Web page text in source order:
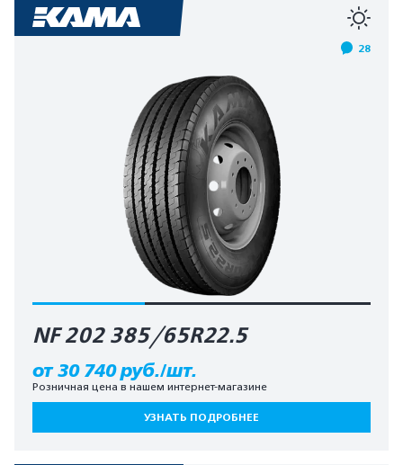
28
NF 202 385/65R22.5
от 30 740 руб./шт.
Розничная цена в нашем интернет-магазине
УЗНАТЬ ПОДРОБНЕЕ